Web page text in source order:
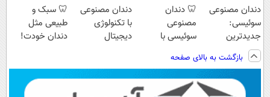
دندان مصنوعی
سوئیسی:
جدیدترین
فناوری اروپا،
سبک و مقاوم |
پرداخت قسطی
🦷 دندان
مصنوعی
سوئیسی با
دیجیتال |
پرداخت در 4
قسط |📍 تهران
دندان مصنوعی
با تکنولوژی
دیجیتال
🦷 سبک و
طبیعی مثل
دندان خودت!
💳 📍 تهران
بازگشت به بالای صفحه